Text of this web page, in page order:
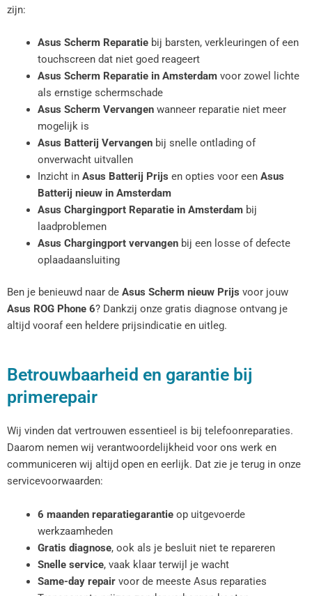
zijn:
Asus Scherm Reparatiebij barsten, verkleuringen of een
touchscreen dat niet goed reageert
Asus Scherm Reparatie in Amsterdamvoor zowel lichte
als ernstige schermschade
Asus Scherm Vervangenwanneer reparatie niet meer
mogelijk is
Asus Batterij Vervangenbij snelle ontlading of
onverwacht uitvallen
Inzicht in Asus Batterij Prijs en opties voor een Asus
Batterij nieuw in Amsterdam
Asus Chargingport Reparatie in Amsterdambij
laadproblemen
Asus Chargingport vervangenbij een losse of defecte
oplaadaansluiting
Ben je benieuwd naar de Asus Scherm nieuw Prijs voor jouw
Asus ROG Phone 6? Dankzij onze gratis diagnose ontvang je
altijd vooraf een heldere prijsindicatie en uitleg.
Betrouwbaarheid en garantie bij
primerepair
Wij vinden dat vertrouwen essentieel is bij telefoonreparaties.
Daarom nemen wij verantwoordelijkheid voor ons werk en
communiceren wij altijd open en eerlijk. Dat zie je terug in onze
servicevoorwaarden:
6 maanden reparatiegarantieop uitgevoerde
werkzaamheden
Gratis diagnose, ook als je besluit niet te repareren
Snelle service, vaak klaar terwijl je wacht
Same-day repairvoor de meeste Asus reparaties